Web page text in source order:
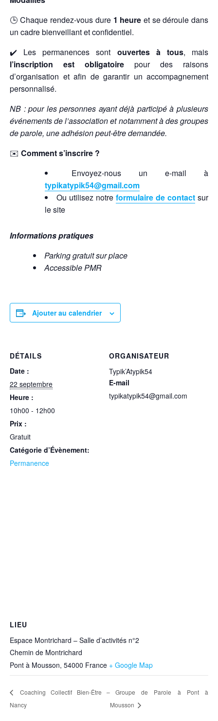
🕒 Chaque rendez-vous dure 1 heure et se déroule dans
un cadre bienveillant et confidentiel.
✔️ Les permanences sont ouvertes à tous, mais
l’inscription est obligatoire pour des raisons
d’organisation et afin de garantir un accompagnement
personnalisé.
NB : pour les personnes ayant déjà participé à plusieurs
événements de l’association et notamment à des groupes
de parole, une adhésion peut-être demandée.
✉️ Comment s’inscrire ?
Envoyez-nous un e-mail à
typikatypik54@gmail.com
Ou utilisez notre formulaire de contact sur
le site
Informations pratiques
Parking gratuit sur place
Accessible PMR
Ajouter au calendrier
DÉTAILS
Date :
22 septembre
Heure :
10h00 - 12h00
Prix :
Gratuit
Catégorie d’Évènement:
Permanence
ORGANISATEUR
Typik’Atypik54
E-mail
typikatypik54@gmail.com
LIEU
Espace Montrichard – Salle d’activités n°2
Chemin de Montrichard
Pont à Mousson, 54000 France + Google Map
Coaching Collectif Bien-Être –
Nancy
Groupe de Parole à Pont à
Mousson